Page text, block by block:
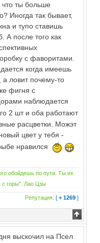
что ты больше
Иногда так бывает,
и тупо ставишь
А после того как
с фаворитами.
когда имеешь
ловит почему-то
фигня с
наблюдается
2 шт и оба работают
расцветки. Можэт
цвет у тебя -
нравился
обойдешь по пути. Ты их
с горы". Лао Цзы
Репутация: [+ 1269 ]
выскочил на Псел